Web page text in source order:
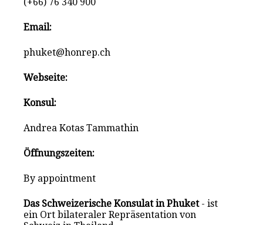
Email:
phuket@honrep.ch
Webseite:
Konsul:
Andrea Kotas Tammathin
Öffnungszeiten:
By appointment
Das Schweizerische Konsulat in Phuket- ist
ein Ort bilateraler Repräsentation von